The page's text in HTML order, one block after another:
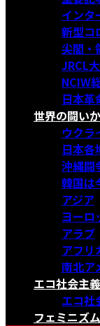
インタ
新型コ
尖閣・
JRCL
NCIW
日本革
世界の闘い
ウクラ
日本各
沖縄闘
韓国は
アジア
ヨーロ
アラブ
アフリ
南北ア
エコ社会主義
エコ社
フェミニズム